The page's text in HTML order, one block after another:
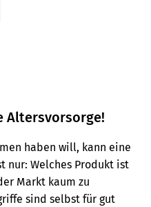
Altersvorsorge!
haben will, kann eine
nur: Welches Produkt ist
Markt kaum zu
sind selbst für gut